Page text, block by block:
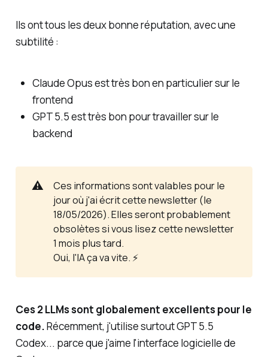
Ils ont tous les deux bonne réputation, avec une
subtilité :
Claude Opus est très bon en particulier sur le
frontend
GPT 5.5 est très bon pour travailler sur le
backend
⚠️
Ces informations sont valables pour le
jour où j'ai écrit cette newsletter (le
18/05/2026). Elles seront probablement
obsolètes si vous lisez cette newsletter
1 mois plus tard.
Oui, l'IA ça va vite. ⚡️
Ces 2 LLMs sont globalement excellents pour le
code.Récemment, j'utilise surtout GPT 5.5
Codex... parce que j'aime l'interface logicielle de